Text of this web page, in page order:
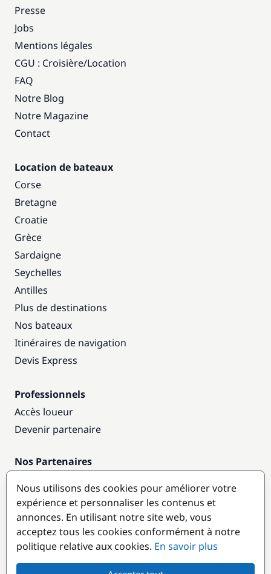
Presse
Jobs
Mentions légales
CGU : Croisière/Location
FAQ
Notre Blog
Notre Magazine
Contact
Location de bateaux
Corse
Bretagne
Croatie
Grèce
Sardaigne
Seychelles
Antilles
Plus de destinations
Nos bateaux
Itinéraires de navigation
Devis Express
Professionnels
Accès loueur
Devenir partenaire
Nos Partenaires
Destinations populaires
Nous utilisons des cookies pour améliorer votre
expérience et personnaliser les contenus et
annonces. En utilisant notre site web, vous
acceptez tous les cookies conformément à notre
politique relative aux cookies. En savoir plus